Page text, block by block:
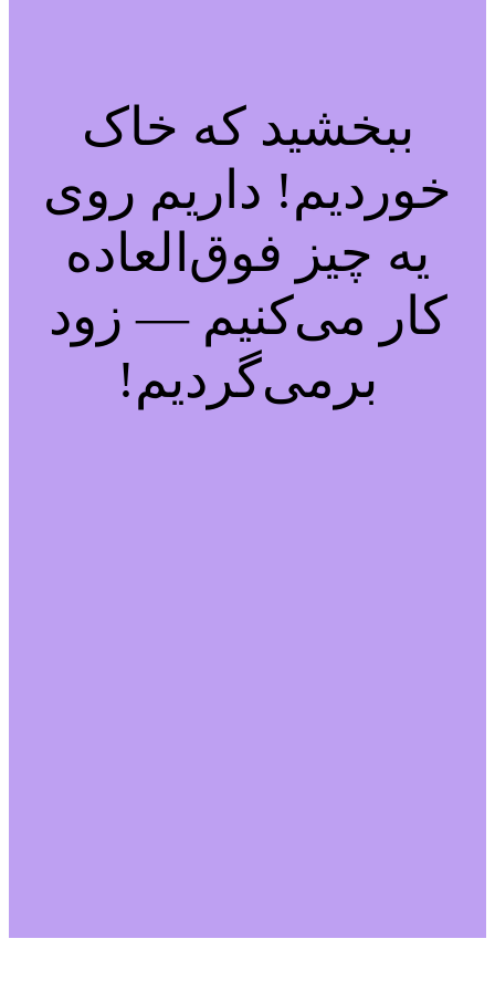
ببخشید که خاک
خوردیم! داریم روی
یه چیز فوق‌العاده
کار می‌کنیم — زود
برمی‌گردیم!